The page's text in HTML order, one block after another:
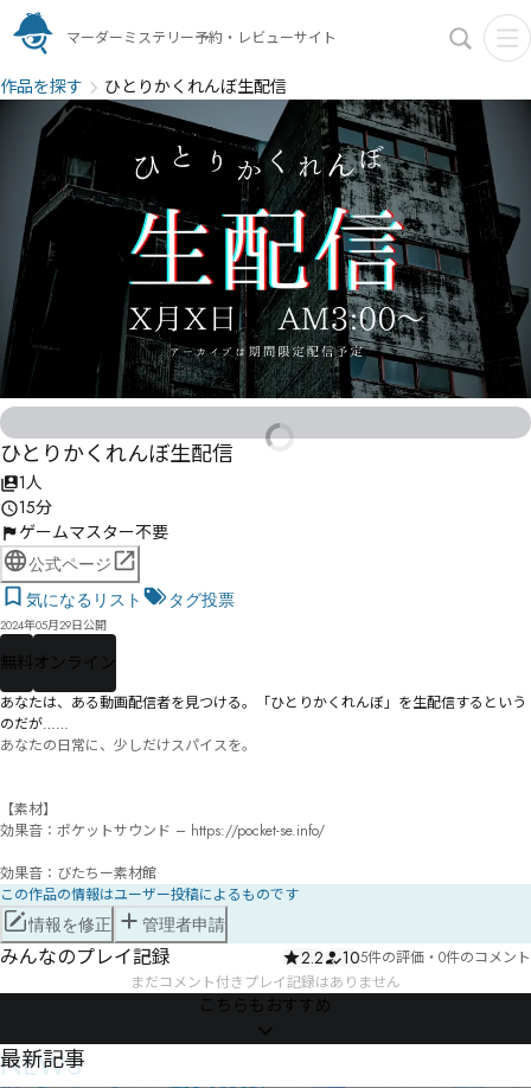
マーダーミステリー予約・レビューサイト
作品を探す ひとりかくれんぼ生配信
ひとりかくれんぼ生配信
1人
15分
ゲームマスター不要
公式ページ
気になるリスト
タグ投票
2024年05月29日公開
無料 オンライン
あなたは、ある動画配信者を見つける。「ひとりかくれんぼ」を生配信するという
のだが……
あなたの日常に、少しだけスパイスを。
【素材】
効果音：ポケットサウンド – https://pocket-se.info/
この作品の情報はユーザー投稿によるものです
情報を修正 管理者申請
みんなのプレイ記録 2.2 105件の評価 ・ 0件のコメント
まだコメント付きプレイ記録はありません
こちらもおすすめ
NEWS
最新記事